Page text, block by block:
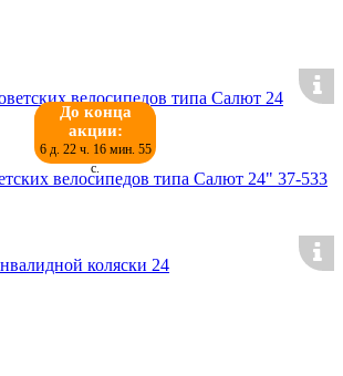
До конца
акции:
6 д. 22 ч. 16 мин. 55
с.
велосипедов типа Салют 24" 37-533